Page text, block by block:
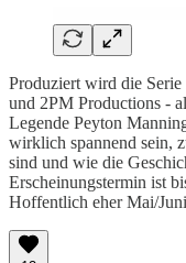
Produziert wird die
und 2PM Productions -
Legende Peyton
wirklich spannend sein,
sind und wie die
Erscheinungstermin ist
Hoffentlich eher Mai/